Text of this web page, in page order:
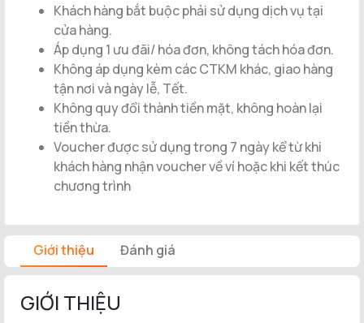
Khách hàng bắt buộc phải sử dụng dịch vụ tại
cửa hàng.
Áp dụng 1 ưu đãi/ hóa đơn, không tách hóa đơn.
Không áp dụng kèm các CTKM khác, giao hàng
tận nơi và ngày lễ, Tết.
Không quy đổi thành tiền mặt, không hoàn lại
tiền thừa.
Voucher được sử dụng trong 7 ngày kể từ khi
khách hàng nhận voucher về ví hoặc khi kết thúc
chương trình
Giới thiệu Đánh giá
GIỚI THIỆU